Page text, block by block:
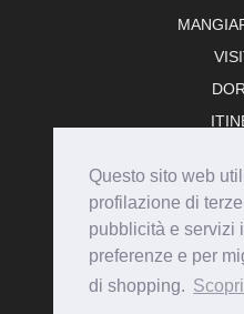
Questo sito web
profilazione di
pubblicità e servizi
preferenze e per
di shopping.